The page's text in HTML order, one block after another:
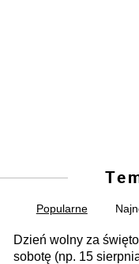
Popularne
Dzień wolny za
sobotę (np. 15